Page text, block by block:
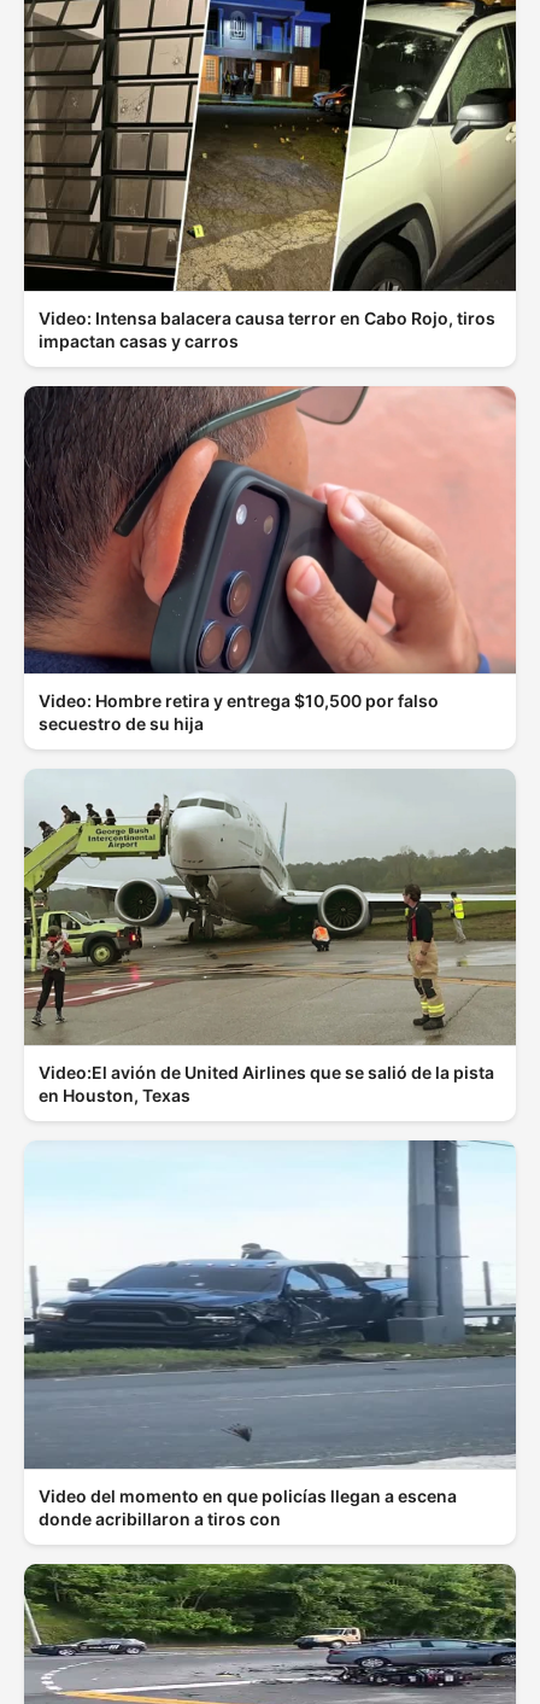
Video: Intensa balacera causa terror en Cabo Rojo, tiros
impactan casas y carros
Video: Hombre retira y entrega $10,500 por falso
secuestro de su hija
Video:El avión de United Airlines que se salió de la pista
en Houston, Texas
Video del momento en que policías llegan a escena
donde acribillaron a tiros con